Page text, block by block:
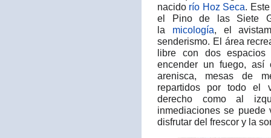
nacido río Hoz Seca.
el Pino de las Siete
la micología, el
senderismo. El área
libre con dos espacios
encender un fuego, así
arenisca, mesas de
repartidos por todo el
derecho como al
inmediaciones se puede
disfrutar del frescor y la